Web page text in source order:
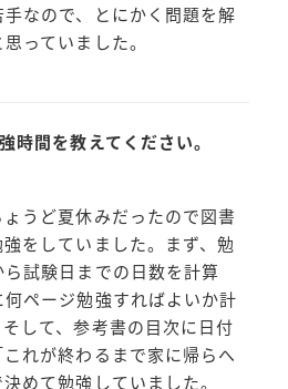
なので、とにかく問題を解
っていました。
時間を教えてください。
うど夏休みだったので図書
をしていました。まず、勉
試験日までの日数を計算
何ページ勉強すればよいか計
して、参考書の目次に日付
れが終わるまで家に帰らへ
めて勉強していました。